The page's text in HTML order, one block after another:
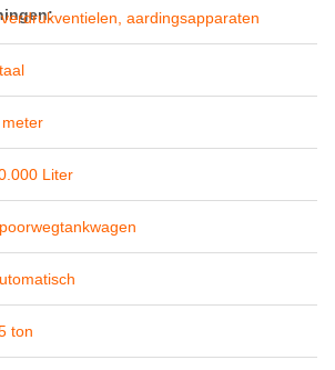
aardingsapparaten
Liter
ton